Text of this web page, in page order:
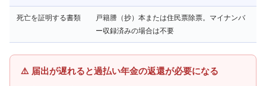
死亡を証明する書類
戸籍謄（抄）本または住民票除票。マイナンバ
ー収録済みの場合は不要
⚠️ 届出が遅れると過払い年金の返還が必要になる